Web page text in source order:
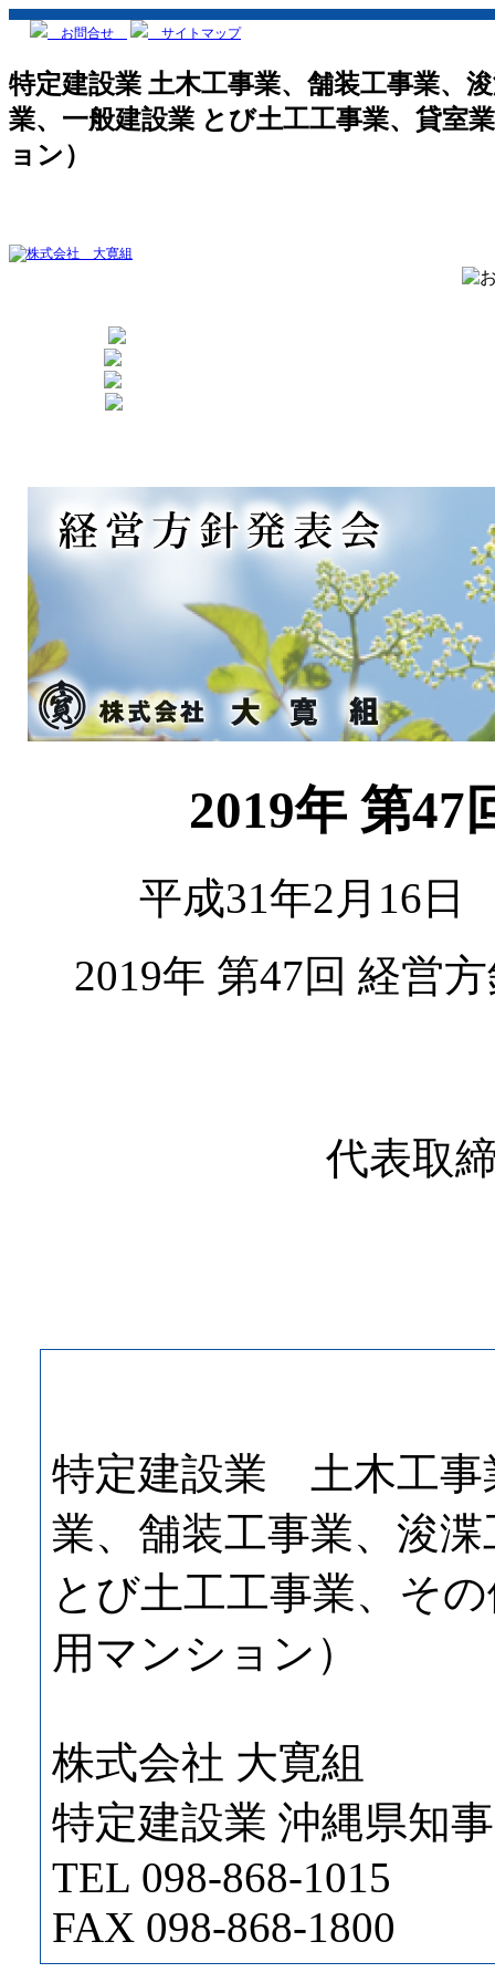
お問合せ サイトマップ
特定建設業 土木工事業、舗装工事業、
業、一般建設業 とび土工工事業、貸室
ョン）
2019年 第47
平成31年2月16
2019年 第47回 経営
代表取
特定建設業 土木工事
業、舗装工事業、浚
とび土工工事業、そ
用マンション）
株式会社 大寛組
特定建設業 沖縄県知
TEL 098-868-1015
FAX 098-868-1800